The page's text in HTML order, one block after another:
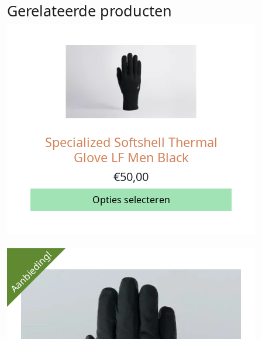
Gerelateerde producten
Specialized Softshell Thermal
Glove LF Men Black
€50,00
Opties selecteren
Deze
gekozen
worden
op
Aanbieding!